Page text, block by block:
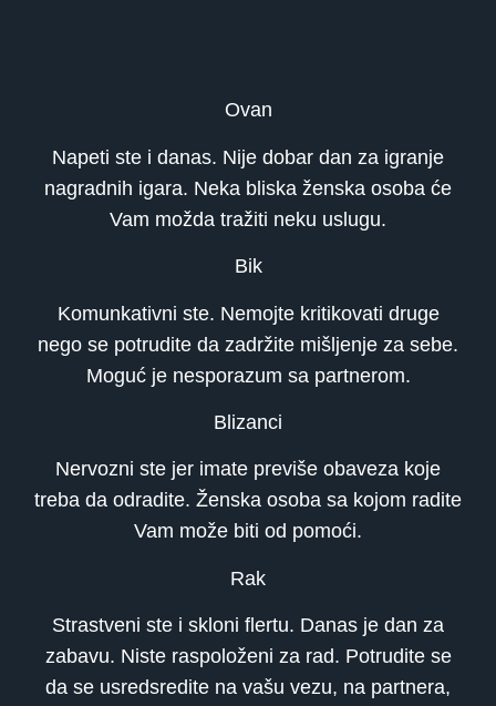
Ovan
Napeti ste i danas. Nije dobar dan za igranje
nagradnih igara. Neka bliska ženska osoba će
Vam možda tražiti neku uslugu.
Bik
Komunkativni ste. Nemojte kritikovati druge
nego se potrudite da zadržite mišljenje za sebe.
Moguć je nesporazum sa partnerom.
Blizanci
Nervozni ste jer imate previše obaveza koje
treba da odradite. Ženska osoba sa kojom radite
Vam može biti od pomoći.
Rak
Strastveni ste i skloni flertu. Danas je dan za
zabavu. Niste raspoloženi za rad. Potrudite se
da se usredsredite na vašu vezu, na partnera,